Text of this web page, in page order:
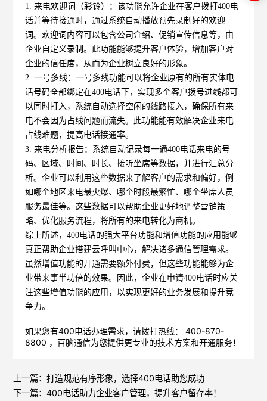
1. 来电欢迎词（彩铃）：该功能允许企业在客户拨打400电
话并等待接通时，通过系统自动播放预先录制好的欢迎
词。欢迎词内容可以包含公司介绍、促销宣传信息等，由
企业自定义录制。此功能能够提升客户体验，增加客户对
企业的信任度，从而为企业树立良好的形象。
2. 一号多线：一号多线功能可以将企业原有的所有实体电
话号码全部绑定在400电话下，实现多个客户拨号进线都可
以同时打入，系统自动选择空闲的线路接入，确保所有来
电不会因为占线问题而流失。此功能能有效解决企业来电
占线难题，提高电话接通率。
3. 来电分析报告：系统自动记录每一通400电话来电的号
码、区域、时间、时长、接听坐席等数据，并进行汇总分
析。企业可以利用这些数据来了解客户的需求和偏好，例
如哪个地区来电最火爆、哪个时段最繁忙、哪个坐席人员
服务最佳等。这些数据可以帮助企业更好地调整营销策
略、优化服务流程，将所有的来电转化为商机。
综上所述，400电话的强大平台功能和增值功能的应用能够
真正帮助企业搭建云呼叫中心，解决诸多通信管理需求。
虽然增值功能的开通需要额外付费，但这些功能能够为企
业带来事半功倍的效果。因此，企业在申请400电话时应关
注这些增值功能的应用，以实现更好的业务发展和提升竞
争力。
如果您有400电话办理需求，请拨打热线： 400-870-
8800 ，百脑通信为您提供更专业的技术方案和开通服务！
上一篇： 打造规范有序形象，选择400电话助您成功
下一篇： 400电话助力企业客户管理，提升客户留存率！